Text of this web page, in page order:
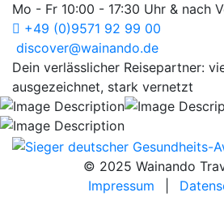
Mo - Fr 10:00 - 17:30 Uhr & nach
+49 (0)9571 92 99 00
discover@wainando.de
Dein verlässlicher Reisepartner:
ausgezeichnet, stark vernetzt
© 2025 Wainando
Impressum